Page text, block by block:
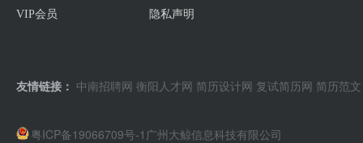
VIP会员 隐私声明
友情链接： 中南招聘网 衡阳人才网 简历设计网 复试简历网 简历范文
粤ICP备19066709号-1 广州大鲸信息科技有限公司